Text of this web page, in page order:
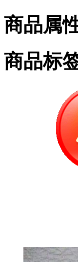
商品属
商品标